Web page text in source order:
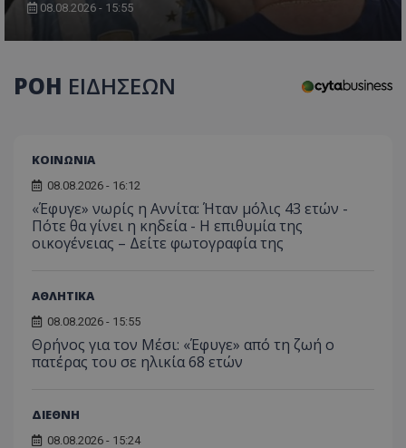
08.08.2026 - 15:55
ΡΟΗ ΕΙΔΗΣΕΩΝ
ΚΟΙΝΩΝΙΑ
08.08.2026 - 16:12
«Έφυγε» νωρίς η Αννίτα: Ήταν μόλις 43 ετών -
Πότε θα γίνει η κηδεία - Η επιθυμία της
οικογένειας – Δείτε φωτογραφία της
ΑΘΛΗΤΙΚΑ
08.08.2026 - 15:55
Θρήνος για τον Μέσι: «Έφυγε» από τη ζωή ο
πατέρας του σε ηλικία 68 ετών
ΔΙΕΘΝΗ
08.08.2026 - 15:24
για
_ga_J7RS52TMNC